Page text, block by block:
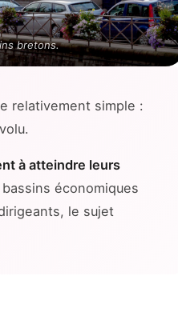
bretons.
relativement simple :
à atteindre leurs
économiques
le sujet